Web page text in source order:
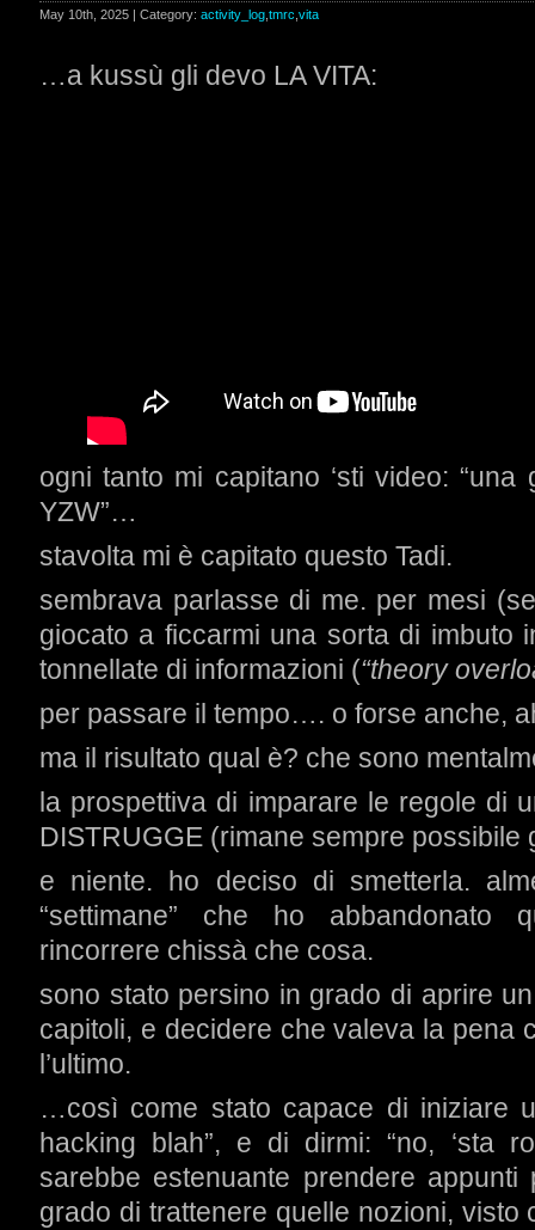
May 10th, 2025 | Category: activity_log tmrc vita
…a kussù gli devo LA VITA:
ogni tanto mi capitano ‘sti video:
YZW”…
stavolta mi è capitato questo Tadi.
sembrava parlasse di me. per mesi
giocato a ficcarmi una sorta di imbuto
tonnellate di informazioni (“theory
per passare il tempo…. o forse anche,
ma il risultato qual è? che sono
la prospettiva di imparare le regole di
DISTRUGGE (rimane sempre possibile
e niente. ho deciso di smetterla.
“settimane” che ho abbandonato
rincorrere chissà che cosa.
sono stato persino in grado di aprire
capitoli, e decidere che valeva la pena
l’ultimo.
…così come stato capace di iniziare
hacking blah”, e di dirmi: “no, ‘sta
sarebbe estenuante prendere
grado di trattenere quelle nozioni, visto